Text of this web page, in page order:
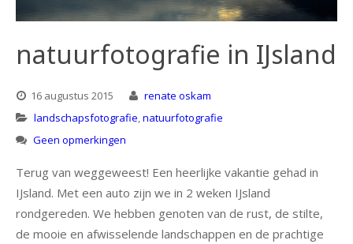
contact
natuur
architectuur
natuurfotografie in IJsland
16 augustus 2015
renate oskam
landschapsfotografie,natuurfotografie
Geen opmerkingen
Terug van weggeweest! Een heerlijke vakantie gehad in
IJsland. Met een auto zijn we in 2 weken IJsland
rondgereden. We hebben genoten van de rust, de stilte,
de mooie en afwisselende landschappen en de prachtige